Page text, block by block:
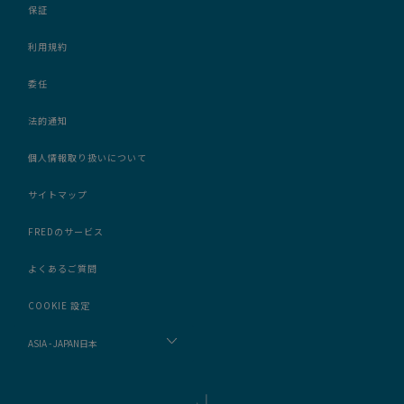
保証
利用規約
委任
法的通知
個人情報取り扱いについて
サイトマップ
FREDのサービス
よくあるご質問
COOKIE 設定
ASIA - JAPAN日本